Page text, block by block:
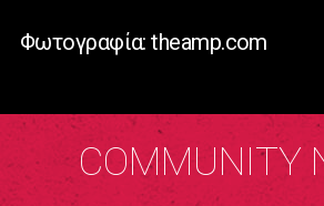
Φωτογραφία: theamp.com
COMMUNITY